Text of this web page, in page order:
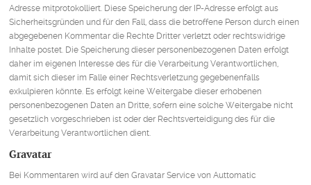
Adresse mitprotokolliert. Diese Speicherung der IP-Adresse erfolgt aus
Sicherheitsgründen und für den Fall, dass die betroffene Person durch einen
abgegebenen Kommentar die Rechte Dritter verletzt oder rechtswidrige
Inhalte postet. Die Speicherung dieser personenbezogenen Daten erfolgt
daher im eigenen Interesse des für die Verarbeitung Verantwortlichen,
damit sich dieser im Falle einer Rechtsverletzung gegebenenfalls
exkulpieren könnte. Es erfolgt keine Weitergabe dieser erhobenen
personenbezogenen Daten an Dritte, sofern eine solche Weitergabe nicht
gesetzlich vorgeschrieben ist oder der Rechtsverteidigung des für die
Verarbeitung Verantwortlichen dient.
Gravatar
Bei Kommentaren wird auf den Gravatar Service von Auttomatic